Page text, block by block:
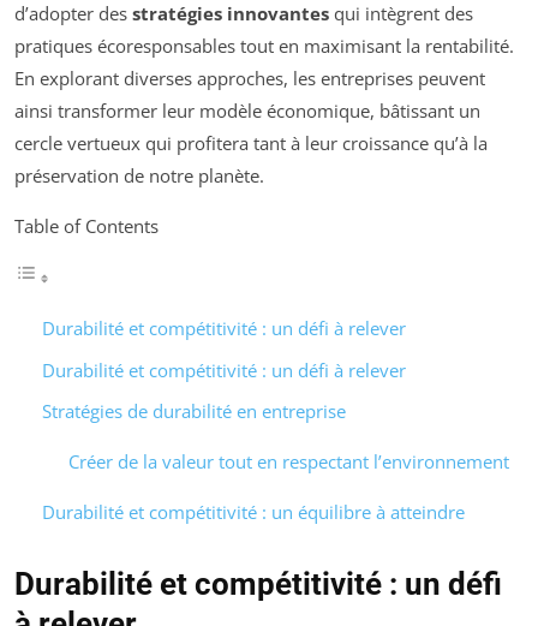
d’adopter des stratégies innovantes qui intègrent des
pratiques écoresponsables tout en maximisant la rentabilité.
En explorant diverses approches, les entreprises peuvent
ainsi transformer leur modèle économique, bâtissant un
cercle vertueux qui profitera tant à leur croissance qu’à la
préservation de notre planète.
Table of Contents
Durabilité et compétitivité : un défi à relever
Durabilité et compétitivité : un défi à relever
Stratégies de durabilité en entreprise
Créer de la valeur tout en respectant l’environnement
Durabilité et compétitivité : un équilibre à atteindre
Durabilité et compétitivité : un défi